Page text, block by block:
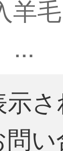
羊
...
示